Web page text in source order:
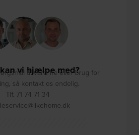
vi hjælpe med?
til varerne eller brug for
så kontakt os endelig.
Tlf. 71 74 71 34